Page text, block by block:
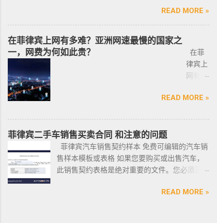
优先使用TG免验证，咨询请主动告知咨询项
目，菲律宾MAKATI 实体公司，客户 隐私保护
安全 可靠，可以安排工作人员上门取...
8 小
飞机
998 菲
律宾马
尼拉
——移
民局
民，他
们只能
在 3 月
态。 ●菲律宾998不动产机构 998 Real Estate
长期紧密协作知名的菲律宾各大地产开发商以
及合规中介资源公司为主要合作伙伴，集合更
多资源，能针对外国投资者提供从不动产精
产养护 等全方位管理服务； 菲律宾998不动产
断提升客户体验，推动菲律宾行业的进步，让
房产交易变得更加轻松和愉悦！ ●我们珍惜每一
位客户的托付，客户的信赖是我们最大的动
力。 任何关于菲律宾房产买卖 交易 相关的问题
欢迎咨询 我们 Telegram 电报 @VBW777 但随
复，预计今年供应将再次强劲增长。事实上，
印尼办
亚出发
前往印
尼办理
印尼办
理印尼
签证？
Pre-Arranged Employment Visa SERVICE PHILIPPINES Special
Investor’s Resident Visa SERVICE PHILIPPINES Special
Resident Retiree’s Visa SERVICE It’s Business Permit Renewal
Time for 2022 PHILIPPINES PHILIPPINES Business Structures
and Entities SERVICE PHILIPPINES Office Setup Services
PHILIPPINES Human Resources Consulting SERVICE
PHILIPPINES Call Center and BPO Setup SERVICE PHILIPPINES
Recruitment & Executive Search Services PHILIPPINES Tax
Compliance SERVICE PHILIPPINES Permits and Licenses
SERVICE PHILIPPINES Labor Consulting SERVICE PHILIPPINES
Setting-Up a Representative Office SERVICE PHILIPPINES
Forming a Corporation service PHILIPPINES Visa and
Immigration Service PHILIPPINES Sole Proprietorship Busin...
READ MORE »
在菲律宾上网有多难？亚洲网速最慢的国家之
一，网费为何如此贵？
在菲
律宾上
网有多
为一名
律宾有
游学经
验的小
编，我
方面还
READ MORE »
菲律宾二手车销售买卖合同 和注意的问题
菲律宾汽车销售契约样本 免费可编辑的汽车销
售样本模板或表格 如果您要购买或出售汽车，
此销售契约表格是绝对重要的文件。您必须正
可以为您将来节省大量工作和头痛。这是一个
READ MORE »